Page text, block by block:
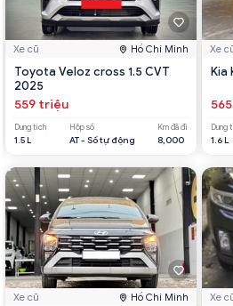
Xe cũ Hồ Chí Minh
Toyota Veloz cross 1.5 CVT
2025
559 triệu
Dung tích
1.5 L
Hộp số
AT - Số tự động
Km đã đi
8,000
Xe cũ Hồ Chí Minh
Xe
Kia
Dung
1.6 L
Xe